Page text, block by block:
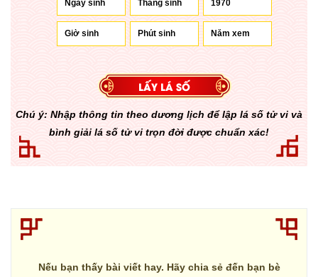
Chú ý: Nhập thông tin theo dương lịch để lập lá số tử vi và
bình giải lá số tử vi trọn đời được chuẩn xác!
Nếu bạn thấy bài viết hay. Hãy chia sẻ đến bạn bè